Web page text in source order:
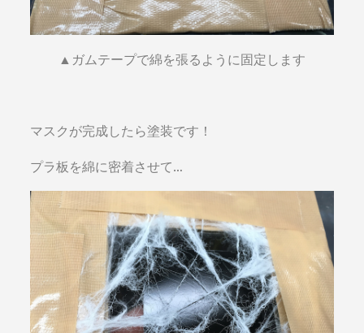
▲ガムテープで綿を張るように固定します
マスクが完成したら塗装です！
プラ板を綿に密着させて…